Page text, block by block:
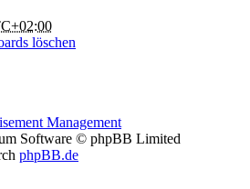
löschen
Management
Software © phpBB Limited
phpBB.de